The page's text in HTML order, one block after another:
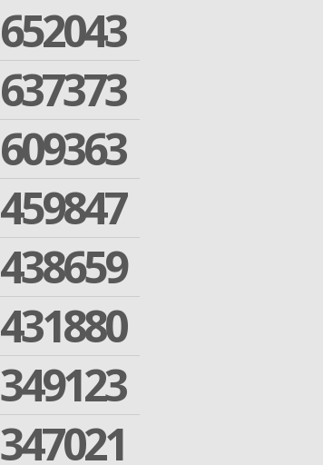
652043
637373
609363
459847
438659
431880
349123
347021